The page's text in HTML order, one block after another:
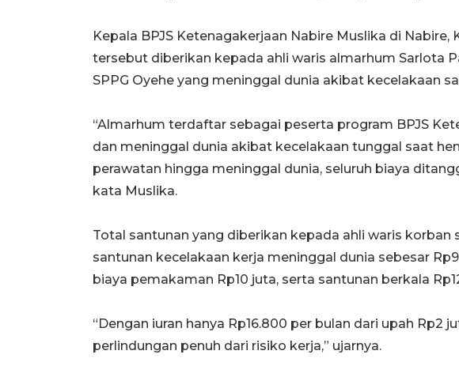
Kepala BPJS Ketenagakerjaan Nabire Muslika di
tersebut diberikan kepada ahli waris almarhum Sarlota
SPPG Oyehe yang meninggal dunia akibat kecelakaan
“Almarhum terdaftar sebagai peserta program BPJS
dan meninggal dunia akibat kecelakaan tunggal saat
perawatan hingga meninggal dunia, seluruh biaya
kata Muslika.
Total santunan yang diberikan kepada ahli waris korban
santunan kecelakaan kerja meninggal dunia sebesar
biaya pemakaman Rp10 juta, serta santunan berkala
“Dengan iuran hanya Rp16.800 per bulan dari upah Rp2
perlindungan penuh dari risiko kerja,” ujarnya.